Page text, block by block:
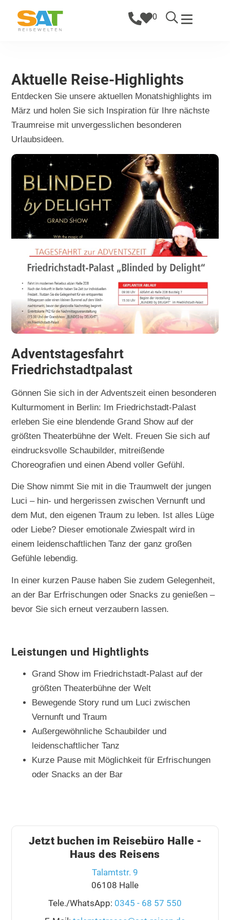
0
Aktuelle Reise-Highlights
Entdecken Sie unsere aktuellen Monatshighlights im
März und holen Sie sich Inspiration für Ihre nächste
Traumreise mit unvergesslichen besonderen
Urlaubsideen.
Adventstagesfahrt
Friedrichstadtpalast
Gönnen Sie sich in der Adventszeit einen besonderen
Kulturmoment in Berlin: Im Friedrichstadt-Palast
erleben Sie eine blendende Grand Show auf der
größten Theaterbühne der Welt. Freuen Sie sich auf
eindrucksvolle Schaubilder, mitreißende
Choreografien und einen Abend voller Gefühl.
Die Show nimmt Sie mit in die Traumwelt der jungen
Luci – hin- und hergerissen zwischen Vernunft und
dem Mut, den eigenen Traum zu leben. Ist alles Lüge
oder Liebe? Dieser emotionale Zwiespalt wird in
einem leidenschaftlichen Tanz der ganz großen
Gefühle lebendig.
In einer kurzen Pause haben Sie zudem Gelegenheit,
an der Bar Erfrischungen oder Snacks zu genießen –
bevor Sie sich erneut verzaubern lassen.
Leistungen und Hightlights
Grand Show im Friedrichstadt-Palast auf der
größten Theaterbühne der Welt
Bewegende Story rund um Luci zwischen
Vernunft und Traum
Außergewöhnliche Schaubilder und
leidenschaftlicher Tanz
Kurze Pause mit Möglichkeit für Erfrischungen
oder Snacks an der Bar
Jetzt buchen im Reisebüro Halle -
Haus des Reisens
Talamtstr. 9
06108 Halle
Tele./WhatsApp: 0345 - 68 57 550